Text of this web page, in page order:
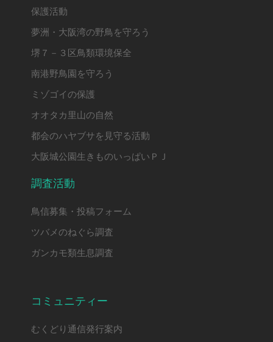
保護活動
夢洲・大阪湾の野鳥を守ろう
堺７－３区鳥類環境保全
南港野鳥園を守ろう
ミゾゴイの保護
オオタカ里山の自然
都会のハヤブサを見守る活動
大阪城公園生きものいっぱいＰＪ
調査活動
鳥信募集・投稿フォーム
ツバメのねぐら調査
ガンカモ類生息調査
コミュニティー
むくどり通信発行案内